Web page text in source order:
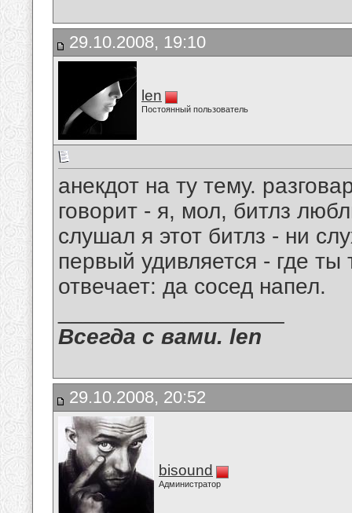
29.10.2008, 19:10
len
Постоянный пользователь
анекдот на ту тему.
говорит - я, мол, битлз
слушал я этот битлз - ни
первый удивляется - где
отвечает: да сосед напел.
Всегда с вами. len
29.10.2008, 20:52
bisound
Администратор